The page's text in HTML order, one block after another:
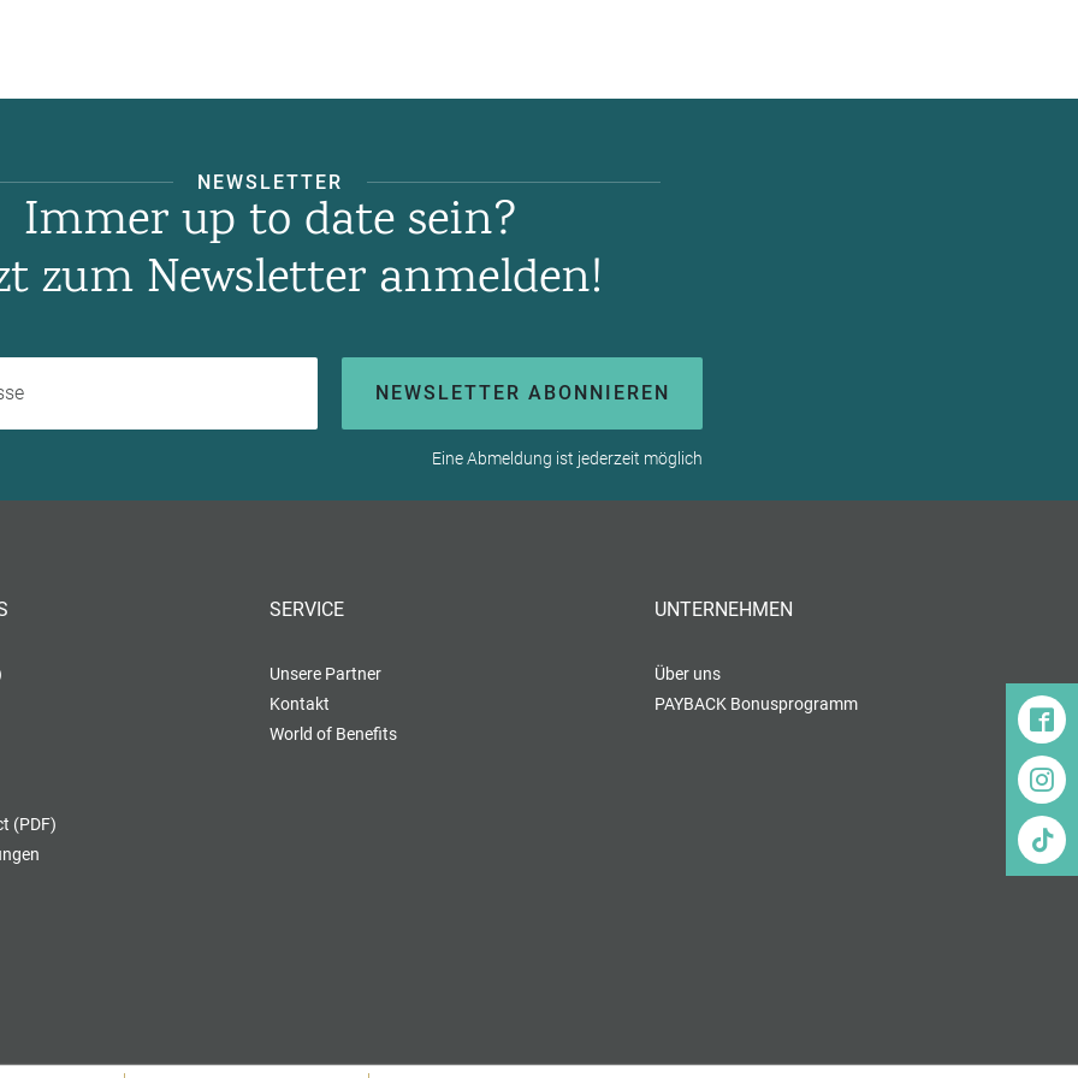
NEWSLETTER
Immer up to date sein?
zum Newsletter anmelden!
Ihre E-Mail-Adresse
NEWSLETTER ABONNIEREN
Eine Abmeldung ist jederzeit möglich
(PDF)
SERVICE
Unsere Partner
Kontakt
World of Benefits
UNTERNEHMEN
Über uns
PAYBACK Bonusprogramm